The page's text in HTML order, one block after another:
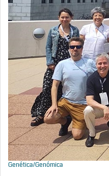
Genética/Genómica